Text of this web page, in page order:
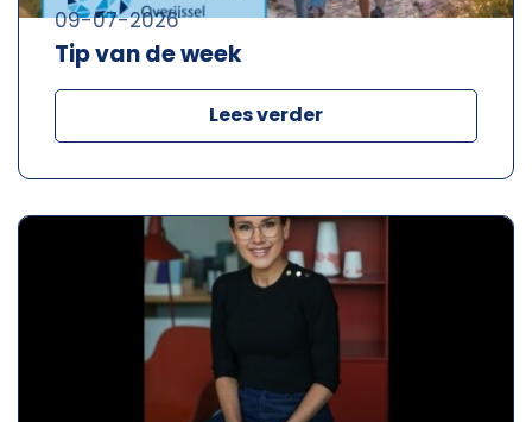
Tip van de week
09-07-2026
Lees verder